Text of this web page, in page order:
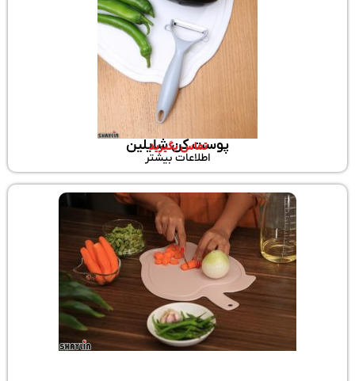
پوست کن شایلین
تماس بگیرید
اطلاعات بیشتر